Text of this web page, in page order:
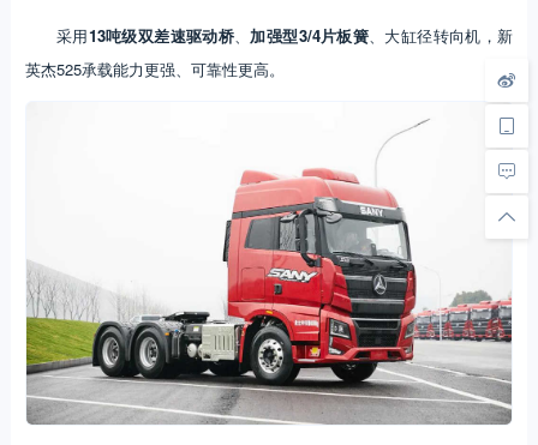
采用13吨级双差速驱动桥、加强型3/4片板簧、大缸径转向机，新
英杰525承载能力更强、可靠性更高。